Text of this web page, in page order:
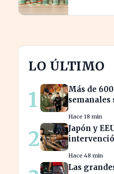
LO ÚLTIMO
1
Más de
Italia
Hace 18 min
2
Japón y
Hace 48 min
Las